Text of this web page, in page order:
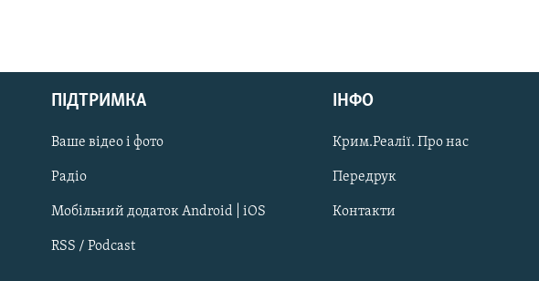
Русский
Qırımtatar
ДОЛУЧАЙСЯ!
ПІДТРИМКА
Ваше відео і фото
Радіо
Мобільний додаток Android | iOS
RSS / Podcast
ІНФО
Крим.Реалії. Про нас
Передрук
Контакти